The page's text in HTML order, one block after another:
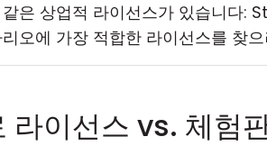
은 상업적 라이선스가 있습니다:
오에 가장 적합한 라이선스를 찾
라이선스 vs. 체험